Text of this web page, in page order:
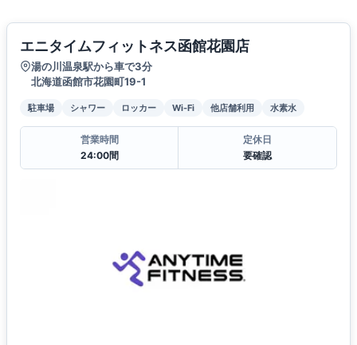
エニタイムフィットネス函館花園店
湯の川温泉駅から車で3分
北海道函館市花園町19-1
駐車場 シャワー ロッカー Wi-Fi 他店舗利用 水素水
営業時間
24:00間
定休日
要確認